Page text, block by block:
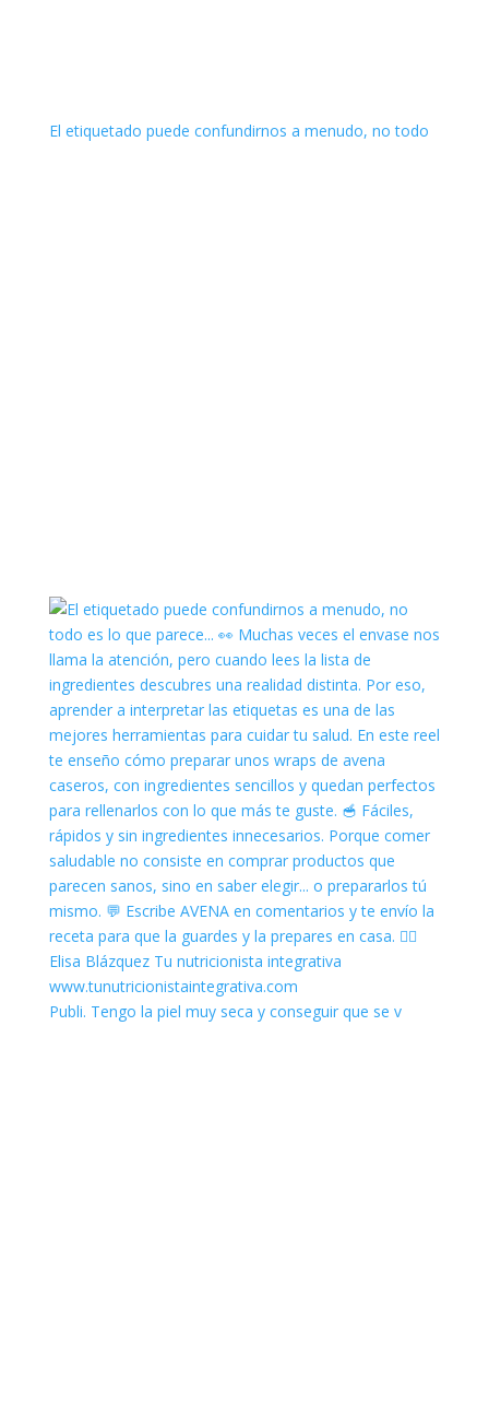
El etiquetado puede confundirnos a menudo, no todo
Publi. Tengo la piel muy seca y conseguir que se v